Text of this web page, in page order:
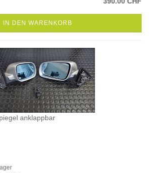
IN DEN WARENKORB
anklappbar